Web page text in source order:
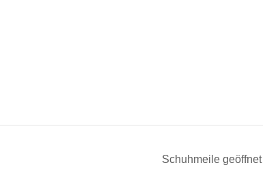
Schuhmeile geöffnet